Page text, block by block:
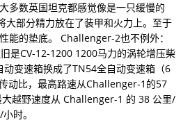
多数英国坦克都感觉像是一只缓慢的
大部分精力放在了装甲和火力上。至于
能的垫底。 Challenger-2也不例外：
是CV-12-1200 1200马力的涡轮增压柴
变速箱换成了TN54全自动变速箱（6
动比，最高路速从Challenger-1的57
越野速度从 Challenger-1 的 38 公里/
时。